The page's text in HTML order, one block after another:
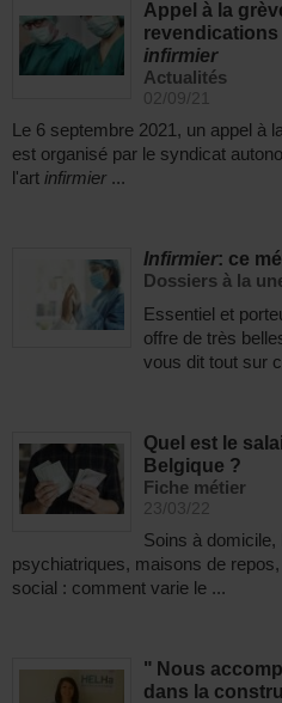
Appel à la
infirmier
Actualités
02/09/21
Le 6 septembre 2021, un appel à
est organisé par le syndicat
l'art infirmier ...
Infirmier: ce
Dossiers à la
Essentiel et
offre de très
vous dit tout sur
Quel est le
Belgique ?
Fiche métier
23/03/22
Soins à
psychiatriques, maisons de
social : comment varie le ...
" Nous
dans la